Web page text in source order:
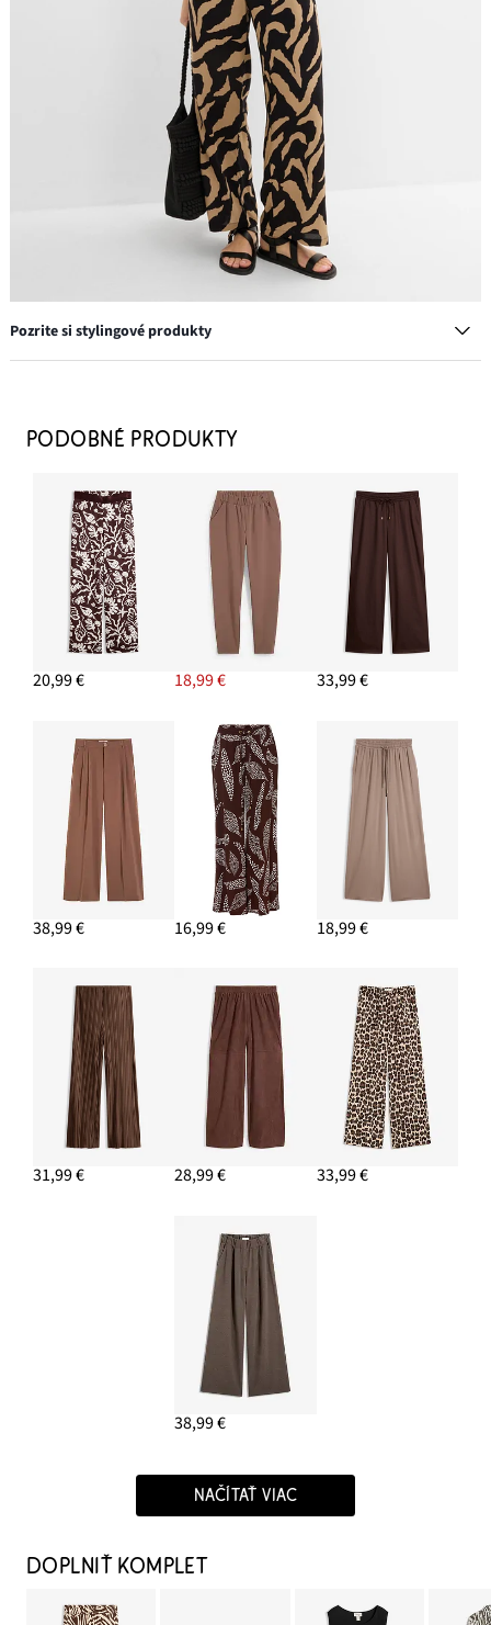
Pozrite si stylingové produkty
13,99 €
Sandále
26,99 €
PRIDAŤ DO KOŠÍKA
Taška Shopper, bavlnená, v štruktúrovanom vzhľade
28,99 €
Blúzka s krátkym rukávom z mäkkého mixu
viskózy
16,99 €
PRIDAŤ DO KOŠÍKA
PODOBNÉ PRODUKTY
20,99 € 18,99 € 33,99 €
38,99 € 16,99 € 18,99 €
31,99 € 28,99 € 33,99 €
38,99 €
NAČÍTAŤ VIAC
DOPLNIŤ KOMPLET